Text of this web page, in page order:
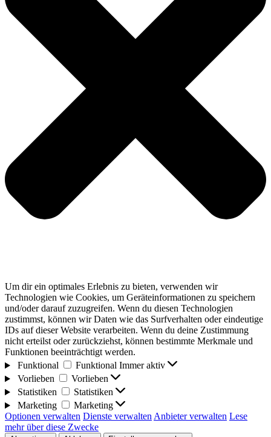
Um dir ein optimales Erlebnis zu bieten, verwenden wir
Technologien wie Cookies, um Geräteinformationen zu speichern
und/oder darauf zuzugreifen. Wenn du diesen Technologien
zustimmst, können wir Daten wie das Surfverhalten oder eindeutige
IDs auf dieser Website verarbeiten. Wenn du deine Zustimmung
nicht erteilst oder zurückziehst, können bestimmte Merkmale und
Funktionen beeinträchtigt werden.
Funktional
Funktional Immer aktiv
Vorlieben
Vorlieben
Statistiken
Statistiken
Marketing
Marketing
Optionen verwalten Dienste verwalten Anbieter verwalten Lese
mehr über diese Zwecke